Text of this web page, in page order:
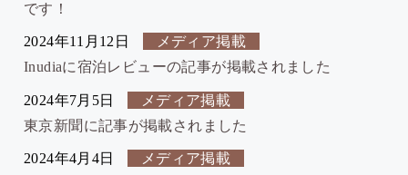
です！
2024年11月12日
メディア掲載
Inudiaに宿泊レビューの記事が掲載されました
2024年7月5日
メディア掲載
東京新聞に記事が掲載されました
2024年4月4日
メディア掲載